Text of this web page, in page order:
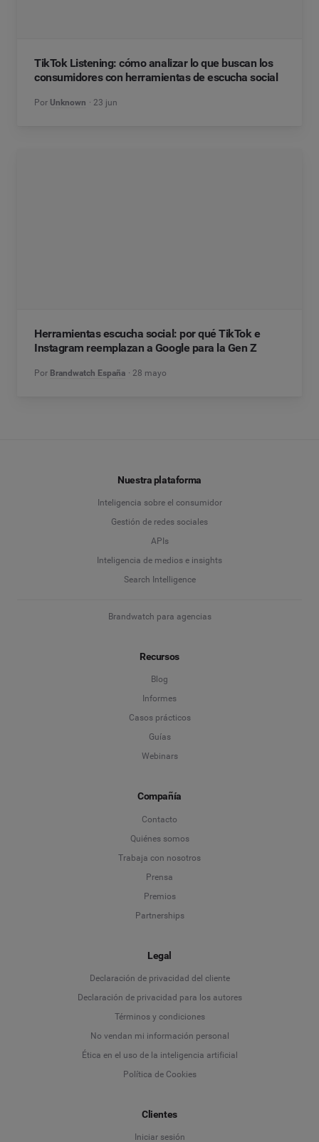
TikTok Listening: cómo analizar lo que buscan los
consumidores con herramientas de escucha social
Por Unknown 23 jun
Herramientas escucha social: por qué TikTok e
Instagram reemplazan a Google para la Gen Z
Por Brandwatch España 28 mayo
Nuestra plataforma
Inteligencia sobre el consumidor
Gestión de redes sociales
APIs
Inteligencia de medios e insights
Search Intelligence
Brandwatch para agencias
Recursos
Blog
Informes
Casos prácticos
Guías
Webinars
Compañía
Contacto
Quiénes somos
Trabaja con nosotros
Prensa
Premios
Partnerships
Legal
Declaración de privacidad del cliente
Declaración de privacidad para los autores
Términos y condiciones
No vendan mi información personal
Ética en el uso de la inteligencia artificial
Política de Cookies
Clientes
Iniciar sesión